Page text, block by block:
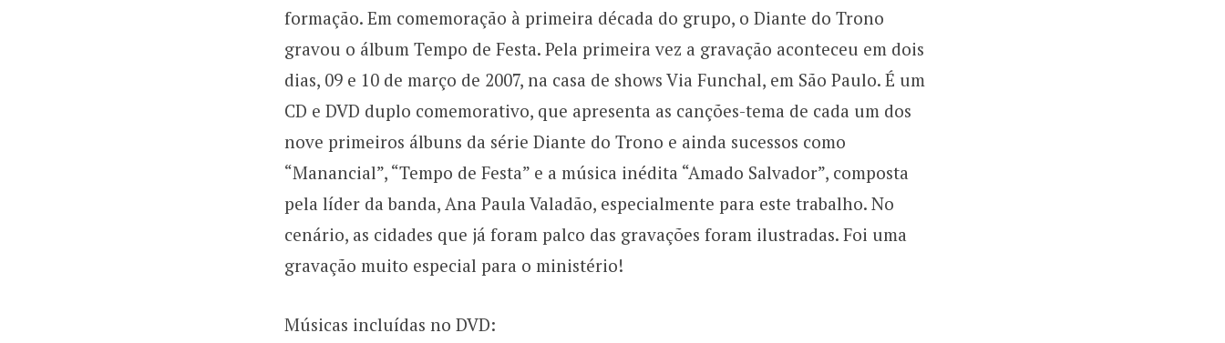
formação. Em comemoração à primeira década do grupo, o Diante do Trono
gravou o álbum Tempo de Festa. Pela primeira vez a gravação aconteceu em dois
dias, 09 e 10 de março de 2007, na casa de shows Via Funchal, em São Paulo. É um
CD e DVD duplo comemorativo, que apresenta as canções-tema de cada um dos
nove primeiros álbuns da série Diante do Trono e ainda sucessos como
“Manancial”, “Tempo de Festa” e a música inédita “Amado Salvador”, composta
pela líder da banda, Ana Paula Valadão, especialmente para este trabalho. No
cenário, as cidades que já foram palco das gravações foram ilustradas. Foi uma
gravação muito especial para o ministério!
Músicas incluídas no DVD: